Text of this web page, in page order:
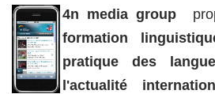
4n media group
formation
pratique des
l'actualité